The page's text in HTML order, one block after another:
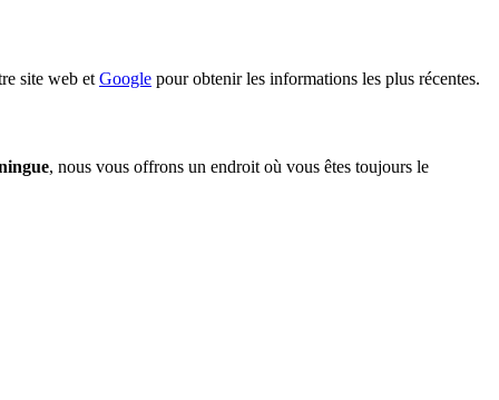
site web et Google pour obtenir les informations les plus récentes.
, nous vous offrons un endroit où vous êtes toujours le